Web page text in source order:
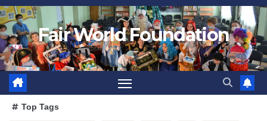
Fair World Foundation
Top Tags